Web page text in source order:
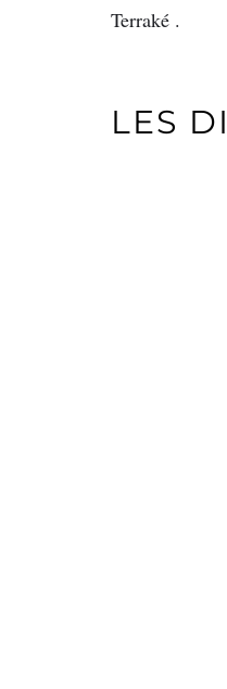
Terraké .
LES